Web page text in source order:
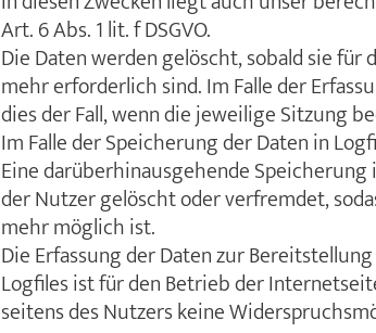
Art. 6 Abs. 1 lit. f DSGVO.
Die Daten werden gelöscht, sobald sie
mehr erforderlich sind. Im Falle der
dies der Fall, wenn die jeweilige Sitzung
Im Falle der Speicherung der Daten in
Eine darüberhinausgehende
der Nutzer gelöscht oder verfremdet,
mehr möglich ist.
Die Erfassung der Daten zur
Logfiles ist für den Betrieb der
seitens des Nutzers keine